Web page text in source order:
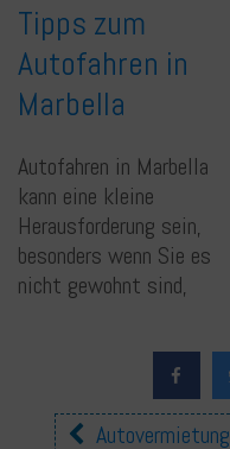
Tipps zum
Autofahren in
Marbella
Autofahren in Marbella
kann eine kleine
Herausforderung sein,
besonders wenn Sie es
nicht gewohnt sind,
AndereAutovermietung